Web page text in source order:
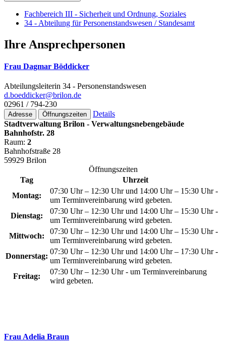
Fachbereich III - Sicherheit und Ordnung, Soziales
34 - Abteilung für Personenstandswesen / Standesamt
Ihre Ansprechpersonen
Frau Dagmar Böddicker
Abteilungsleiterin 34 - Personenstandswesen
d.boeddicker@­brilon.de
02961 / 794-230
Adresse Öffnungszeiten
Details
Stadtverwaltung Brilon - Verwaltungsnebengebäude
Bahnhofstr. 28
Raum: 2
Bahnhofstraße 28
59929 Brilon
Öffnungszeiten
Tag
Uhrzeit
Montag:
07:30 Uhr – 12:30 Uhr und 14:00 Uhr – 15:30 Uhr -
um Terminvereinbarung wird gebeten.
Dienstag:
07:30 Uhr – 12:30 Uhr und 14:00 Uhr – 15:30 Uhr -
um Terminvereinbarung wird gebeten.
Mittwoch:
07:30 Uhr – 12:30 Uhr und 14:00 Uhr – 15:30 Uhr -
um Terminvereinbarung wird gebeten.
Donnerstag:
07:30 Uhr – 12:30 Uhr und 14:00 Uhr – 17:30 Uhr -
um Terminvereinbarung wird gebeten.
Freitag:
07:30 Uhr – 12:30 Uhr - um Terminvereinbarung
wird gebeten.
Frau Adelia Braun